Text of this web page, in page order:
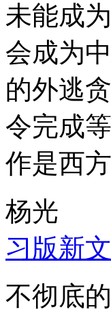
未能成
会成为
的外逃
令完成
作是西
杨光
习版新
不彻底